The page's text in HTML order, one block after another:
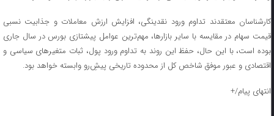
کارشناسان معتقدند تداوم ورود نقدینگی، افزایش ارزش معاملات و جذابیت نسبی
قیمت سهام در مقایسه با سایر بازارها، مهم‌ترین عوامل پیشتازی بورس در سال جاری
بوده است، با این حال، حفظ این روند به تداوم ورود پول، ثبات متغیرهای سیاسی و
اقتصادی و عبور موفق شاخص کل از محدوده تاریخی پیشِ‌رو وابسته خواهد بود.
انتهای پیام/+